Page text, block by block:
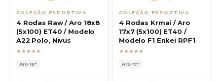
COLEÇÃO ESPORTIVA
4 Rodas Raw / Aro 18x8
(5x100) ET40 / Modelo
A22 Polo, Nivus
★★★★★
Aro18"
COLEÇÃO ESPORTIVA
4 Rodas Krmai / Aro
17x7 (5x100) ET40 /
Modelo F1 Enkei RPF1
★★★★★
Aro17"